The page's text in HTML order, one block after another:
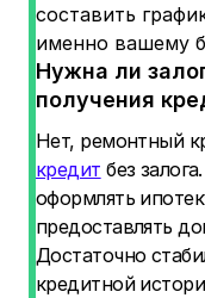
составить
именно вашему
Нужна ли
получения
Нет, ремонтный
кредит без
оформлять
предоставлять
Достаточно
кредитной